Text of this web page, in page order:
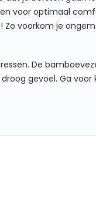
voor optimaal
voorkom je
De
gevoel. Ga voor